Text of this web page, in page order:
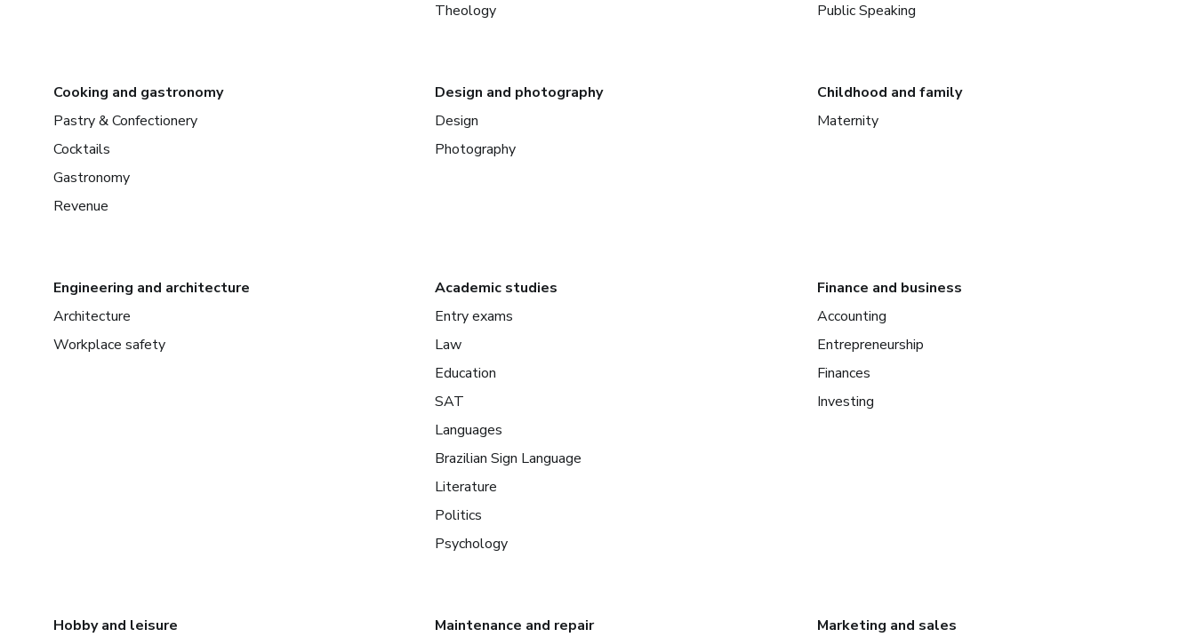
Theology
Public Speaking
Cooking and gastronomy
Pastry & Confectionery
Cocktails
Gastronomy
Revenue
Design and photography
Design
Photography
Childhood and family
Maternity
Engineering and architecture
Architecture
Workplace safety
Academic studies
Entry exams
Law
Education
SAT
Languages
Brazilian Sign Language
Literature
Politics
Psychology
Finance and business
Accounting
Entrepreneurship
Finances
Investing
Hobby and leisure
Maintenance and repair
Marketing and sales